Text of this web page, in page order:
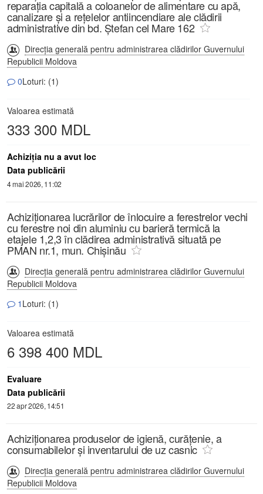
reparația capitală a coloanelor de alimentare cu apă,
canalizare și a rețelelor antiincendiare ale clădirii
administrative din bd. Ștefan cel Mare 162
Direcția generală pentru administrarea clădirilor Guvernului
Republicii Moldova
0Loturi: (1)
Valoarea estimată
333 300 MDL
Achiziţia nu a avut loc
Data publicării
4 mai 2026, 11:02
Achiziționarea lucrărilor de înlocuire a ferestrelor vechi
cu ferestre noi din aluminiu cu barieră termică la
etajele 1,2,3 în clădirea administrativă situată pe
PMAN nr.1, mun. Chișinău
Direcția generală pentru administrarea clădirilor Guvernului
Republicii Moldova
1 Loturi: (1)
Valoarea estimată
6 398 400 MDL
Evaluare
Data publicării
22 apr 2026, 14:51
Achiziționarea produselor de igienă, curățenie, a
consumabilelor și inventarului de uz casnic
Direcția generală pentru administrarea clădirilor Guvernului
Republicii Moldova